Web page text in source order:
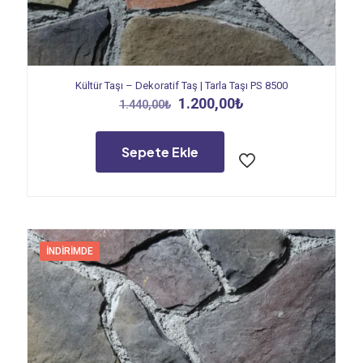
Kültür Taşı – Dekoratif Taş | Tarla Taşı PS 8500
1.440,00₺ Orijinal
1.440,00₺.
1.200,00₺
1.200,00₺.
Sepete Ekle
İNDIRIMDE